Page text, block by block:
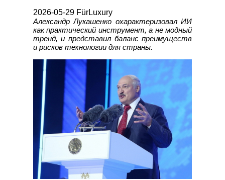
2026-05-29 FürLuxury
Александр Лукашенко охарактеризовал ИИ
как практический инструмент, а не модный
тренд, и представил баланс преимуществ
и рисков технологии для страны.